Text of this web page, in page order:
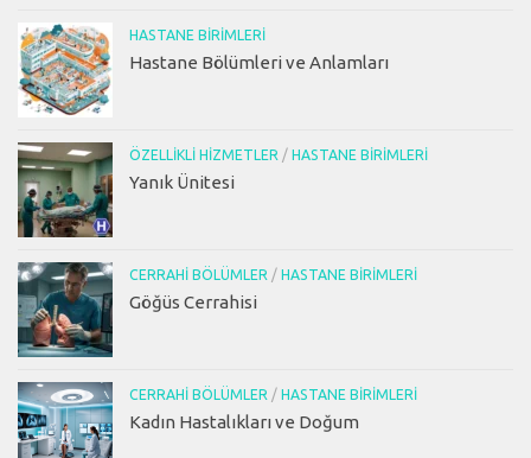
HASTANE BIRIMLERI
Hastane Bölümleri ve Anlamları
ÖZELLIKLI HIZMETLER / HASTANE BIRIMLERI
Yanık Ünitesi
CERRAHI BÖLÜMLER / HASTANE BIRIMLERI
Göğüs Cerrahisi
CERRAHI BÖLÜMLER / HASTANE BIRIMLERI
Kadın Hastalıkları ve Doğum